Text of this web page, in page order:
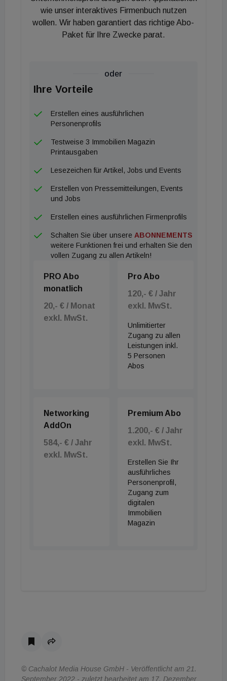
Kund:innen und Stakeholdern aus Gesellschaft,
Wirtschaft, Forschung und Wissenschaft, Politik
und Kultur stehen. Simacek: "Wir sind seit 80
war immer: Ökonomische, soziale und ökologische
Nachhaltigkeit gelingen nur gemeinsam durch
Zusammenwirken von Führung, Mitarbeiter:innen,
Kund:innen und Gesellschaft. Ich freue mich sehr
darauf, mit diesem starken Team unseren
SIMACEK Beitrag zu leisten: Lebensqualität für
wie unser interaktives Firmenbuch nutzen
wollen. Wir haben garantiert das richtige Abo-
Paket für Ihre Zwecke parat.
oder
Ihre Vorteile
Erstellen eines ausführlichen
Personenprofils
Testweise 3 Immobilien Magazin
Printausgaben
Lesezeichen für Artikel, Jobs und Events
Erstellen von Pressemitteilungen, Events
und Jobs
Erstellen eines ausführlichen Firmenprofils
Schalten Sie über unsere ABONNEMENTS
weitere Funktionen frei und erhalten Sie den
vollen Zugang zu allen Artikeln!
PRO Abo
monatlich
20,- € / Monat
exkl. MwSt.
Pro Abo
120,- € / Jahr
exkl. MwSt.
Unlimitierter
Zugang zu allen
Leistungen inkl.
5 Personen
Abos
Networking
AddOn
584,- € / Jahr
exkl. MwSt.
Premium Abo
1.200,- € / Jahr
exkl. MwSt.
Erstellen Sie Ihr
ausführliches
Personenprofil,
Zugang zum
digitalen
Immobilien
Magazin
© Cachalot Media House GmbH - Veröffentlicht am 21.
September 2022 - zuletzt bearbeitet am 17. Dezember